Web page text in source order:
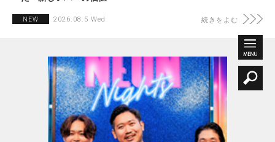
NEW 2026.08.5 Wed 続きをよむ